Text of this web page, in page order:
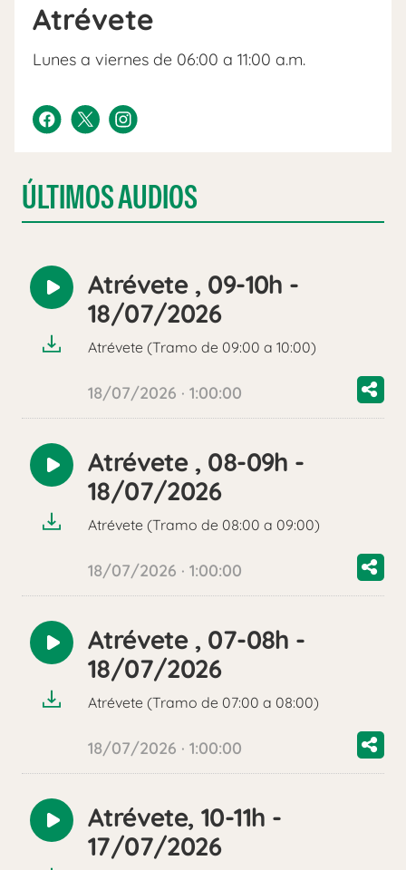
Atrévete
Lunes a viernes de 06:00 a 11:00 a.m.
ÚLTIMOS AUDIOS
Reproducir
audio
Atrévete , 09-10h -
18/07/2026
Atrévete (Tramo de 09:00 a 10:00)
18/07/2026 · 1:00:00
Reproducir
audio
Atrévete , 08-09h -
18/07/2026
Atrévete (Tramo de 08:00 a 09:00)
18/07/2026 · 1:00:00
Reproducir
audio
Atrévete , 07-08h -
18/07/2026
Atrévete (Tramo de 07:00 a 08:00)
18/07/2026 · 1:00:00
Reproducir
audio
Atrévete, 10-11h -
17/07/2026